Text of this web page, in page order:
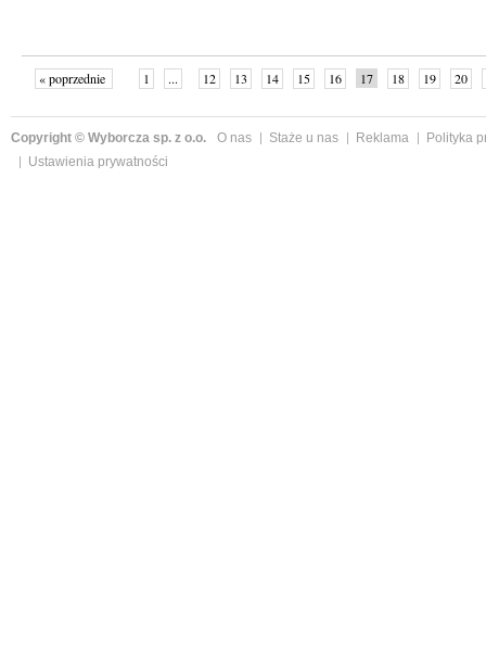
« poprzednie 1 ... 12 13 14 15 16 17 18 19 20
Copyright © Wyborcza sp. z o.o. O nas Staże u nas Reklama
Polityka
Ustawienia prywatności